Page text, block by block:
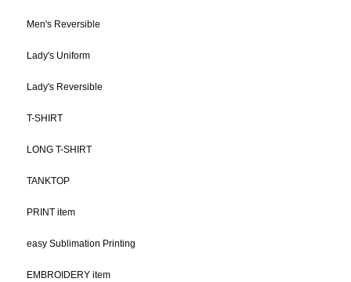
Men's Reversible
Lady's Uniform
Lady's Reversible
T-SHIRT
LONG T-SHIRT
TANKTOP
PRINT item
easy Sublimation Printing
EMBROIDERY item